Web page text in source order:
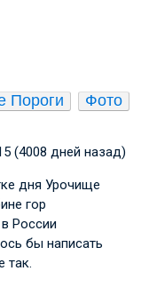
Пороги
Фото
(4008 дней назад)
дня Урочище
гор
России
бы написать
так.